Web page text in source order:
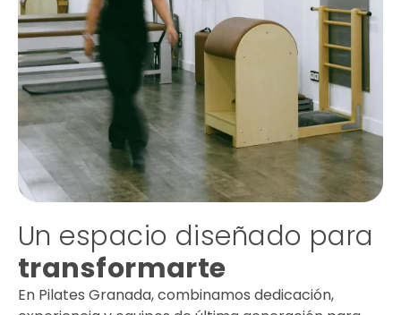
Un espacio diseñado para
transformarte
En Pilates Granada, combinamos dedicación,